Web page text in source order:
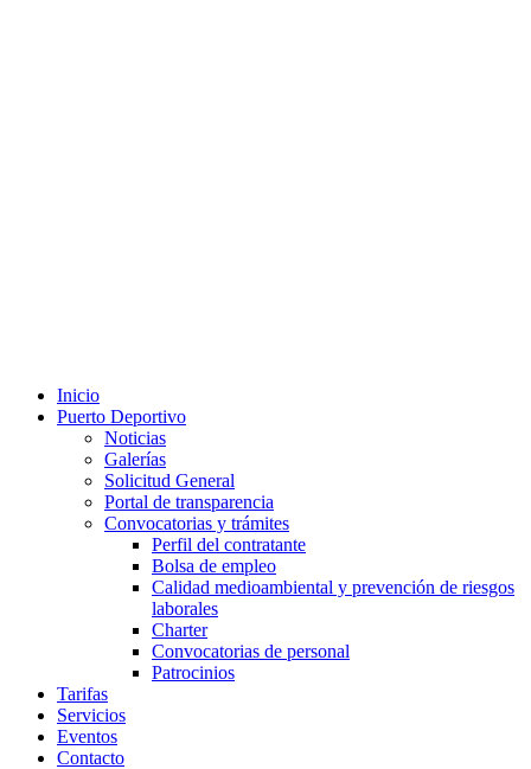
Inicio
Puerto Deportivo
Noticias
Galerías
Solicitud General
Portal de transparencia
Convocatorias y trámites
Perfil del contratante
Bolsa de empleo
Calidad medioambiental y prevención de riesgos
laborales
Charter
Convocatorias de personal
Patrocinios
Tarifas
Servicios
Eventos
Contacto